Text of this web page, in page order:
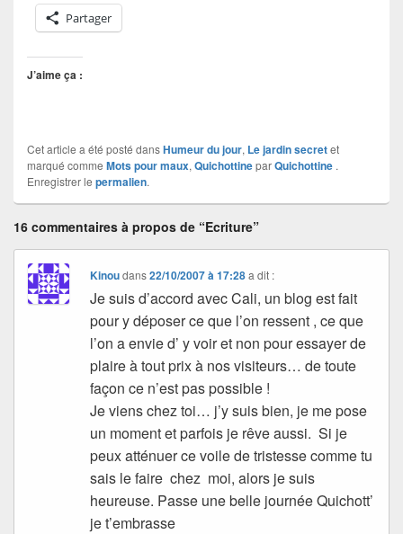
Partager
J’aime ça :
Cet article a été posté dansHumeur du jour, Le jardin secretet
marqué comme Mots pour maux, QuichottineparQuichottine .
Enregistrer le permalien.
16 commentaires à propos de “Ecriture”
Kinoudans22/10/2007 à 17:28 a dit :
Je suis d’accord avec Cali, un blog est fait
pour y déposer ce que l’on ressent , ce que
l’on a envie d’ y voir et non pour essayer de
plaire à tout prix à nos visiteurs… de toute
façon ce n’est pas possible !
Je viens chez toi… j’y suis bien, je me pose
un moment et parfois je rêve aussi. Si je
peux atténuer ce voile de tristesse comme tu
sais le faire chez moi, alors je suis
heureuse. Passe une belle journée Quichott’
je t’embrasse